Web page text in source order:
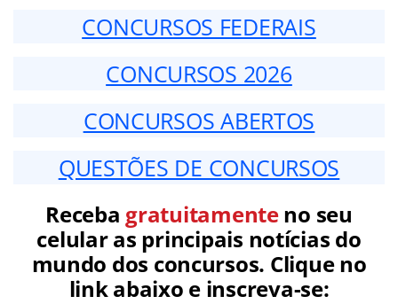
CONCURSOS FEDERAIS
CONCURSOS 2026
CONCURSOS ABERTOS
QUESTÕES DE CONCURSOS
Receba gratuitamenteno seu
celular as principais notícias do
mundo dos concursos. Clique no
link abaixo e inscreva-se: